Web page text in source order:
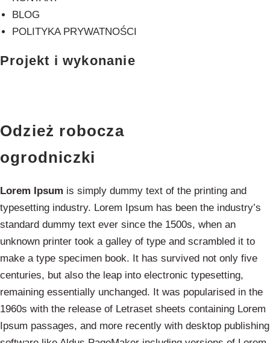
BLOG
POLITYKA PRYWATNOŚCI
Projekt i wykonanie
Odzież robocza
ogrodniczki
Lorem Ipsum is simply dummy text of the printing and
typesetting industry. Lorem Ipsum has been the industry’s
standard dummy text ever since the 1500s, when an
unknown printer took a galley of type and scrambled it to
make a type specimen book. It has survived not only five
centuries, but also the leap into electronic typesetting,
remaining essentially unchanged. It was popularised in the
1960s with the release of Letraset sheets containing Lorem
Ipsum passages, and more recently with desktop publishing